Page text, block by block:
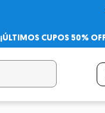
¡ÚLTIMOS CUPOS 50%
–